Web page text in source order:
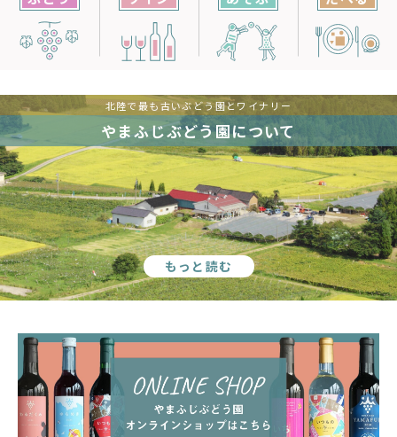
北陸で最も古いぶどう園とワイナリー
やまふじぶどう園について
もっと読む